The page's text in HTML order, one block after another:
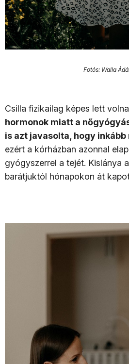
Fotós: Walla
Csilla fizikailag képes lett
hormonok miatt a
is azt javasolta, hogy inkább
ezért a kórházban azonnal
gyógyszerrel a tejét. Kislánya
barátjuktól hónapokon át